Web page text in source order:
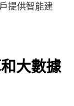
提供智能建
大數據